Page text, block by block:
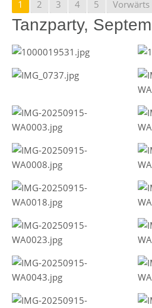
1 2 3 4 5 Vorwärts
Tanzparty,